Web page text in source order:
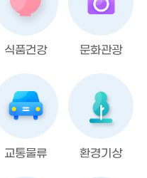
식품건강 문화관광
교통물류 환경기상